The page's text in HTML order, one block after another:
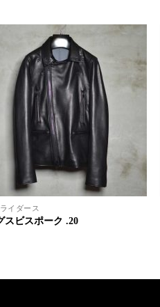
イダース
スビスポーク .20